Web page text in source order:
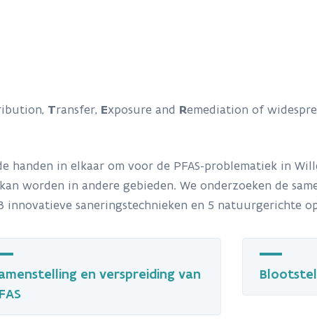
Transfer, Exposure and Remediation of
handen in elkaar om voor de PFAS-problematiek in
worden in andere gebieden. We onderzoeken de
saneringstechnieken en 5 natuurgerichte
en verspreiding van